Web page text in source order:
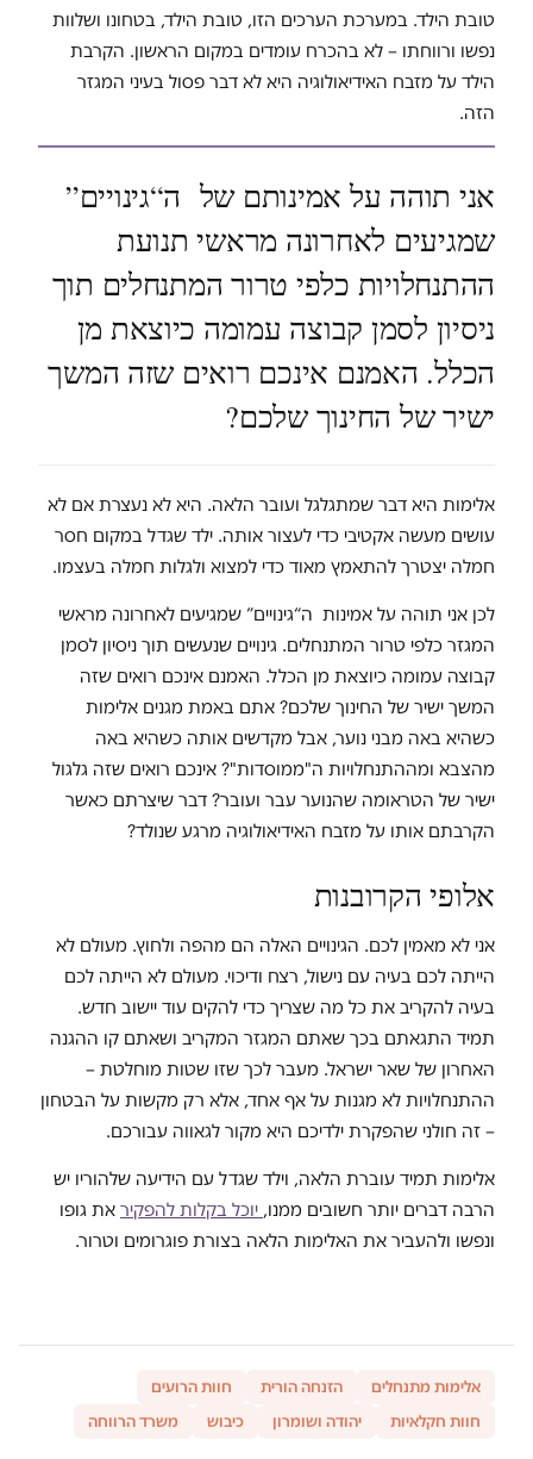
טובת הילד. במערכת הערכים הזו, טובת הילד, בטחונו ושלוות
נפשו ורווחתו – לא בהכרח עומדים במקום הראשון. הקרבת
הילד על מזבח האידיאולוגיה היא לא דבר פסול בעיני המגזר
הזה.
אני תוהה על אמינותם של ה“גינויים”
שמגיעים לאחרונה מראשי תנועת
ההתנחלויות כלפי טרור המתנחלים תוך
ניסיון לסמן קבוצה עמומה כיוצאת מן
הכלל. האמנם אינכם רואים שזה המשך
ישיר של החינוך שלכם?
אלימות היא דבר שמתגלגל ועובר הלאה. היא לא נעצרת אם לא
עושים מעשה אקטיבי כדי לעצור אותה. ילד שגדל במקום חסר
חמלה יצטרך להתאמץ מאוד כדי למצוא ולגלות חמלה בעצמו.
לכן אני תוהה על אמינות ה“גינויים” שמגיעים לאחרונה מראשי
המגזר כלפי טרור המתנחלים. גינויים שנעשים תוך ניסיון לסמן
קבוצה עמומה כיוצאת מן הכלל. האמנם אינכם רואים שזה
המשך ישיר של החינוך שלכם? אתם באמת מגנים אלימות
כשהיא באה מבני נוער, אבל מקדשים אותה כשהיא באה
מהצבא ומההתנחלויות ה"ממוסדות"? אינכם רואים שזה גלגול
ישיר של הטראומה שהנוער עבר ועובר? דבר שיצרתם כאשר
הקרבתם אותו על מזבח האידיאולוגיה מרגע שנולד?
אלופי הקרובנות
אני לא מאמין לכם. הגינויים האלה הם מהפה ולחוץ. מעולם לא
הייתה לכם בעיה עם נישול, רצח ודיכוי. מעולם לא הייתה לכם
בעיה להקריב את כל מה שצריך כדי להקים עוד יישוב חדש.
תמיד התגאתם בכך שאתם המגזר המקריב ושאתם קו ההגנה
האחרון של שאר ישראל. מעבר לכך שזו שטות מוחלטת –
ההתנחלויות לא מגנות על אף אחד, אלא רק מקשות על הבטחון
– זה חולני שהפקרת ילדיכם היא מקור לגאווה עבורכם.
אלימות תמיד עוברת הלאה, וילד שגדל עם הידיעה שלהוריו יש
הרבה דברים יותר חשובים ממנו, יוכל בקלות להפקיר את גופו
ונפשו ולהעביר את האלימות הלאה בצורת פוגרומים וטרור.
אלימות מתנחלים הזנחה הורית
חוות הרועים
חוות חקלאיות
יהודה ושומרון כיבוש משרד הרווחה